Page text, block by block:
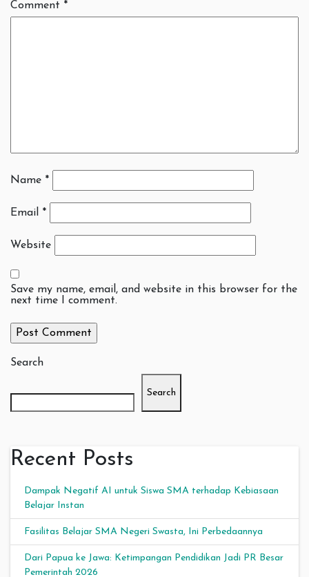
Comment *
Name *
Email *
Website
Save my name, email, and website in this browser for the
next time I comment.
Search
Search
Recent Posts
Dampak Negatif AI untuk Siswa SMA terhadap Kebiasaan
Belajar Instan
Fasilitas Belajar SMA Negeri Swasta, Ini Perbedaannya
Dari Papua ke Jawa: Ketimpangan Pendidikan Jadi PR Besar
Pemerintah 2026